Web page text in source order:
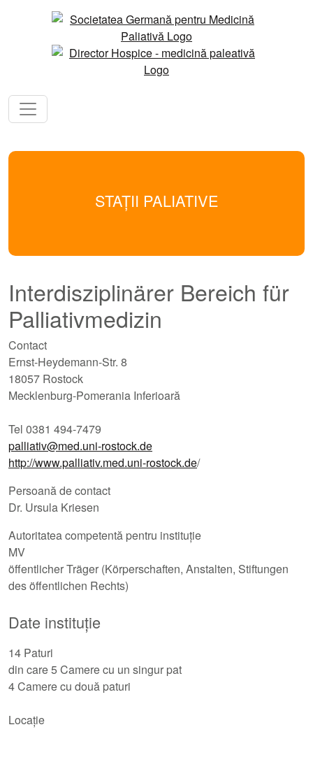
STAȚII PALIATIVE
Interdisziplinärer Bereich für
Palliativmedizin
Contact
Ernst-Heydemann-Str. 8
18057 Rostock
Mecklenburg-Pomerania Inferioară
Tel 0381 494-7479
palliativ@med.uni-rostock.de
http://www.palliativ.med.uni-rostock.de/
Persoană de contact
Dr. Ursula Kriesen
Autoritatea competentă pentru instituție
MV
öffentlicher Träger (Körperschaften, Anstalten, Stiftungen
des öffentlichen Rechts)
Date instituție
14 Paturi
din care 5 Camere cu un singur pat
4 Camere cu două paturi
Locație